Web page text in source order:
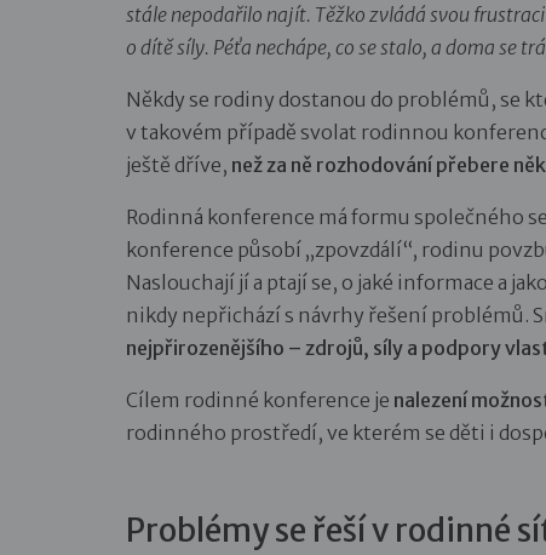
stále nepodařilo najít. Těžko zvládá svou
o dítě síly. Péťa nechápe, co se stalo, a doma se
Někdy se rodiny dostanou do problémů, se
v takovém případě svolat rodinnou
ještě dříve, než za ně rozhodování přebere
Rodinná konference má formu společného
konference působí „zpovzdálí“, rodinu
Naslouchají jí a ptají se, o jaké informace a
nikdy nepřichází s návrhy řešení problémů.
nejpřirozenějšího – zdrojů, síly a podpory
Cílem rodinné konference je nalezení
rodinného prostředí, ve kterém se děti i
Problémy se řeší v rodinné